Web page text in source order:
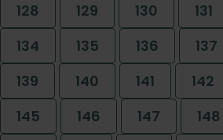
128
129 130 131
134
135 136 137
139
140 141 142
145
146 147 148